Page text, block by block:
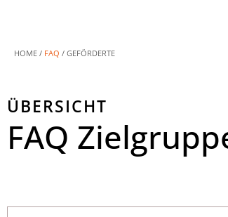
HOME / FAQ / GEFÖRDERTE
ÜBERSICHT
FAQ